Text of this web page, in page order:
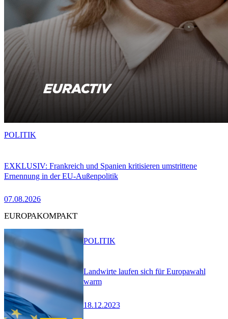
EXKLUSIV: Frankreich und Spanien kritisieren umstrittene
Ernennung in der EU-Außenpolitik
07.08.2026
POLITIK
EUROPAKOMPAKT
Landwirte laufen sich für Europawahl
warm
18.12.2023
POLITIK